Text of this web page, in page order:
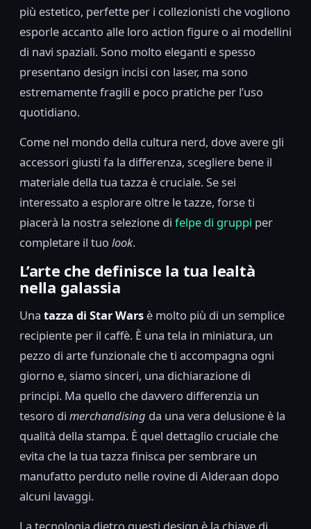
più estetico, perfette per i collezionisti che vogliono
esporle accanto alle loro action figure o ai modellini
di navi spaziali. Sono molto eleganti e spesso
presentano design incisi con laser, ma sono
estremamente fragili e poco pratiche per l’uso
quotidiano.
Come nel mondo della cultura nerd, dove avere gli
accessori giusti fa la differenza, scegliere bene il
materiale della tua tazza è cruciale. Se sei
interessato a esplorare oltre le tazze, forse ti
piacerà la nostra selezione di felpe di gruppi per
completare il tuo look.
L’arte che definisce la tua lealtà
nella galassia
Una tazza di Star Wars è molto più di un semplice
recipiente per il caffè. È una tela in miniatura, un
pezzo di arte funzionale che ti accompagna ogni
giorno e, siamo sinceri, una dichiarazione di
principi. Ma quello che davvero differenzia un
tesoro di merchandising da una vera delusione è la
qualità della stampa. È quel dettaglio cruciale che
evita che la tua tazza finisca per sembrare un
manufatto perduto nelle rovine di Alderaan dopo
alcuni lavaggi.
La tecnologia dietro questi design è la chiave di